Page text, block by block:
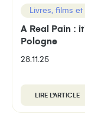
Livres, films
A Real Pain :
Pologne
28.11.25
LIRE L'ARTICLE